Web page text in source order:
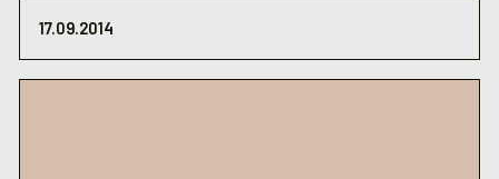
17.09.2014